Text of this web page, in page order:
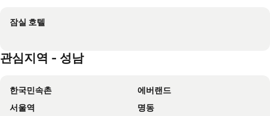
호텔 리베라
W 서울 워커힐
솔라리아 니시테츠 호텔 서울 명동
JW 메리어트 호텔 서울
Nine Tree by Parnas Seoul Dongdaemun
Hilton Garden Inn Seoul Gangnam
잠실 호텔
관심지역 - 성남
한국민속촌
에버랜드
서울역
명동